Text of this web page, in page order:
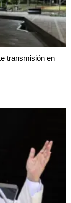
transmisión en